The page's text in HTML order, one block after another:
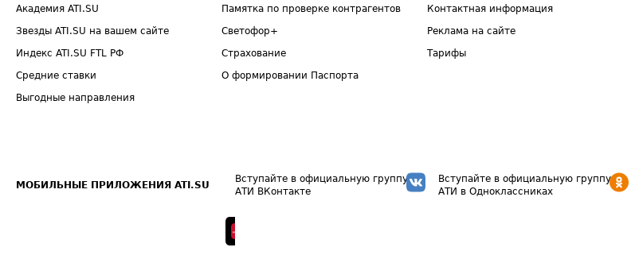
Академия ATI.SU
Звезды ATI.SU на вашем сайте
Индекс ATI.SU FTL РФ
Средние ставки
Выгодные направления
Памятка по проверке контрагентов
Светофор+
Страхование
О формировании Паспорта
Контактная информация
Реклама на сайте
Тарифы
МОБИЛЬНЫЕ ПРИЛОЖЕНИЯ ATI.SU
Вступайте в официальную группу
АТИ ВКонтакте
Вступайте в официальную группу
АТИ в Одноклассниках